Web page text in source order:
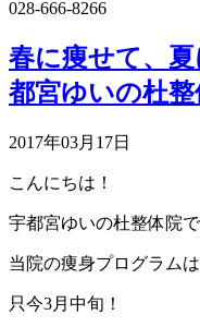
028-666-8266
春に痩せて、
都宮ゆいの杜
2017年03月17日
こんにちは！
宇都宮ゆいの杜整体院で
当院の痩身プログラムは
只今3月中旬！